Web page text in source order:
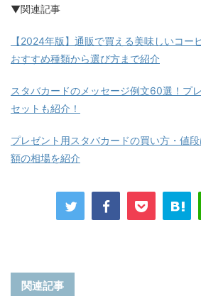
▼関連記事
【2024年版】通販で買える美味しいコー
おすすめ種類から選び方まで紹介
スタバカードのメッセージ例文60選！プ
セットも紹介！
プレゼント用スタバカードの買い方・値
額の相場を紹介
関連記事